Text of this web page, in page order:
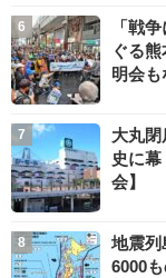
「戦
ぐる
明会も
大丸
史に
会】
地震
6000